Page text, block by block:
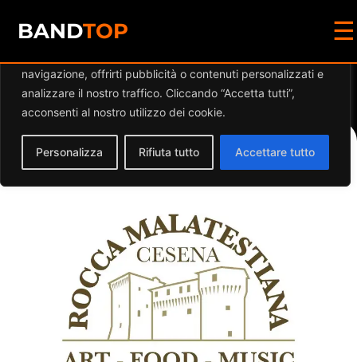
Diamo valore alla tua privacy
navigazione, offrirti pubblicità o contenuti personalizzati e
analizzare il nostro traffico. Cliccando “Accetta tutti”,
acconsenti al nostro utilizzo dei cookie.
Personalizza Rifiuta tutto Accettare tutto
BANDTOP ☰
Events at this location